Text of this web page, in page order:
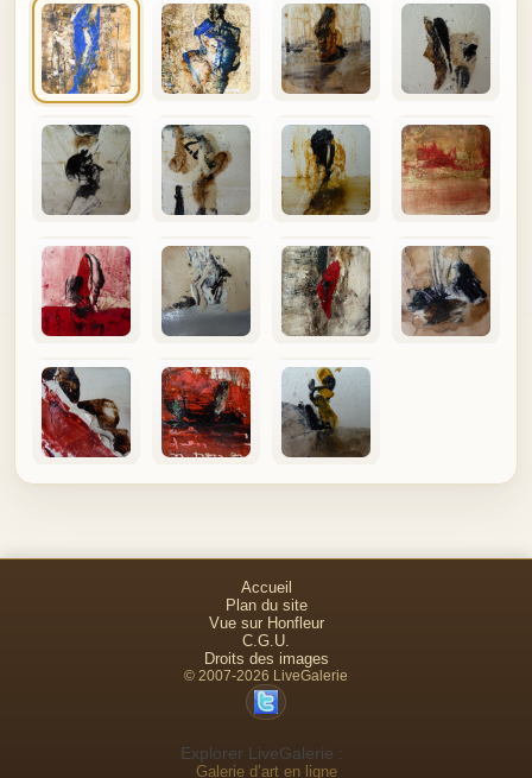
Accueil
Plan du site
Vue sur Honfleur
C.G.U.
Droits des images
© 2007-2026 LiveGalerie
Explorer LiveGalerie :
Galerie d’art en ligne